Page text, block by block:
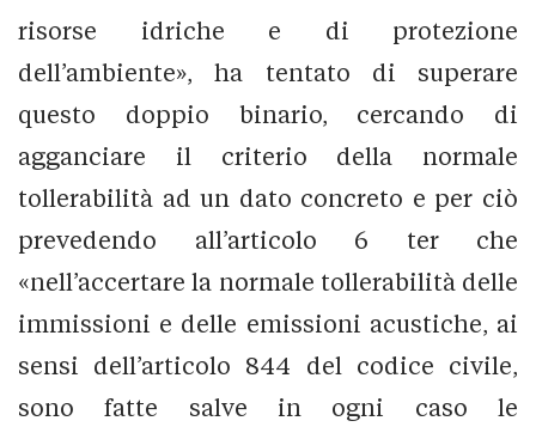
risorse idriche e di protezione
dell’ambiente», ha tentato di superare
questo doppio binario, cercando di
agganciare il criterio della normale
tollerabilità ad un dato concreto e per ciò
prevedendo all’articolo 6 ter che
«nell’accertare la normale tollerabilità delle
immissioni e delle emissioni acustiche, ai
sensi dell’articolo 844 del codice civile,
sono fatte salve in ogni caso le